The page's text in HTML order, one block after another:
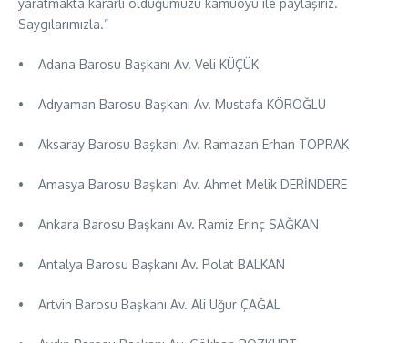
yaratmakta kararlı olduğumuzu kamuoyu ile paylaşırız.
Saygılarımızla.”
• Adana Barosu Başkanı Av. Veli KÜÇÜK
• Adıyaman Barosu Başkanı Av. Mustafa KÖROĞLU
• Aksaray Barosu Başkanı Av. Ramazan Erhan TOPRAK
• Amasya Barosu Başkanı Av. Ahmet Melik DERİNDERE
• Ankara Barosu Başkanı Av. Ramiz Erinç SAĞKAN
• Antalya Barosu Başkanı Av. Polat BALKAN
• Artvin Barosu Başkanı Av. Ali Uğur ÇAĞAL